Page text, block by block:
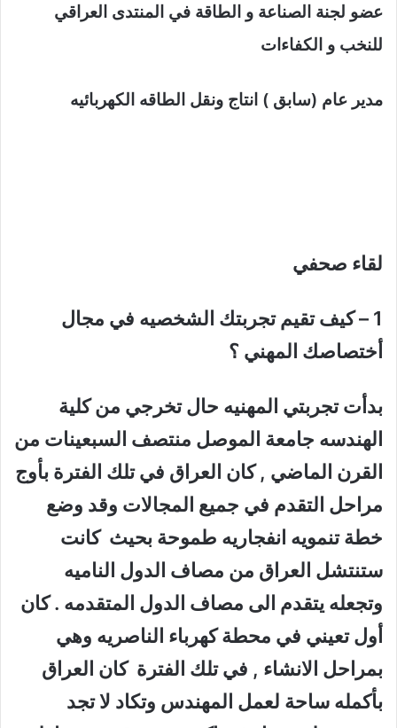
عضو لجنة الصناعة و الطاقة في المنتدى العراقي
للنخب و الكفاءات
مدير عام (سابق ) انتاج ونقل الطاقه الكهربائيه
لقاء صحفي
1 – كيف تقيم تجربتك الشخصيه في مجال
أختصاصك المهني ؟
بدأت تجربتي المهنيه حال تخرجي من كلية
الهندسه جامعة الموصل منتصف السبعينات من
القرن الماضي , كان العراق في تلك الفترة بأوج
مراحل التقدم في جميع المجالات وقد وضع
خطة تنمويه انفجاريه طموحة بحيث كانت
ستنتشل العراق من مصاف الدول الناميه
وتجعله يتقدم الى مصاف الدول المتقدمه . كان
أول تعيني في محطة كهرباء الناصريه وهي
بمراحل الانشاء , في تلك الفترة كان العراق
بأكمله ساحة لعمل المهندس وتكاد لا تجد